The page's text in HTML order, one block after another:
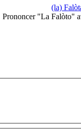
(la)
Prononcer "La Falòto"